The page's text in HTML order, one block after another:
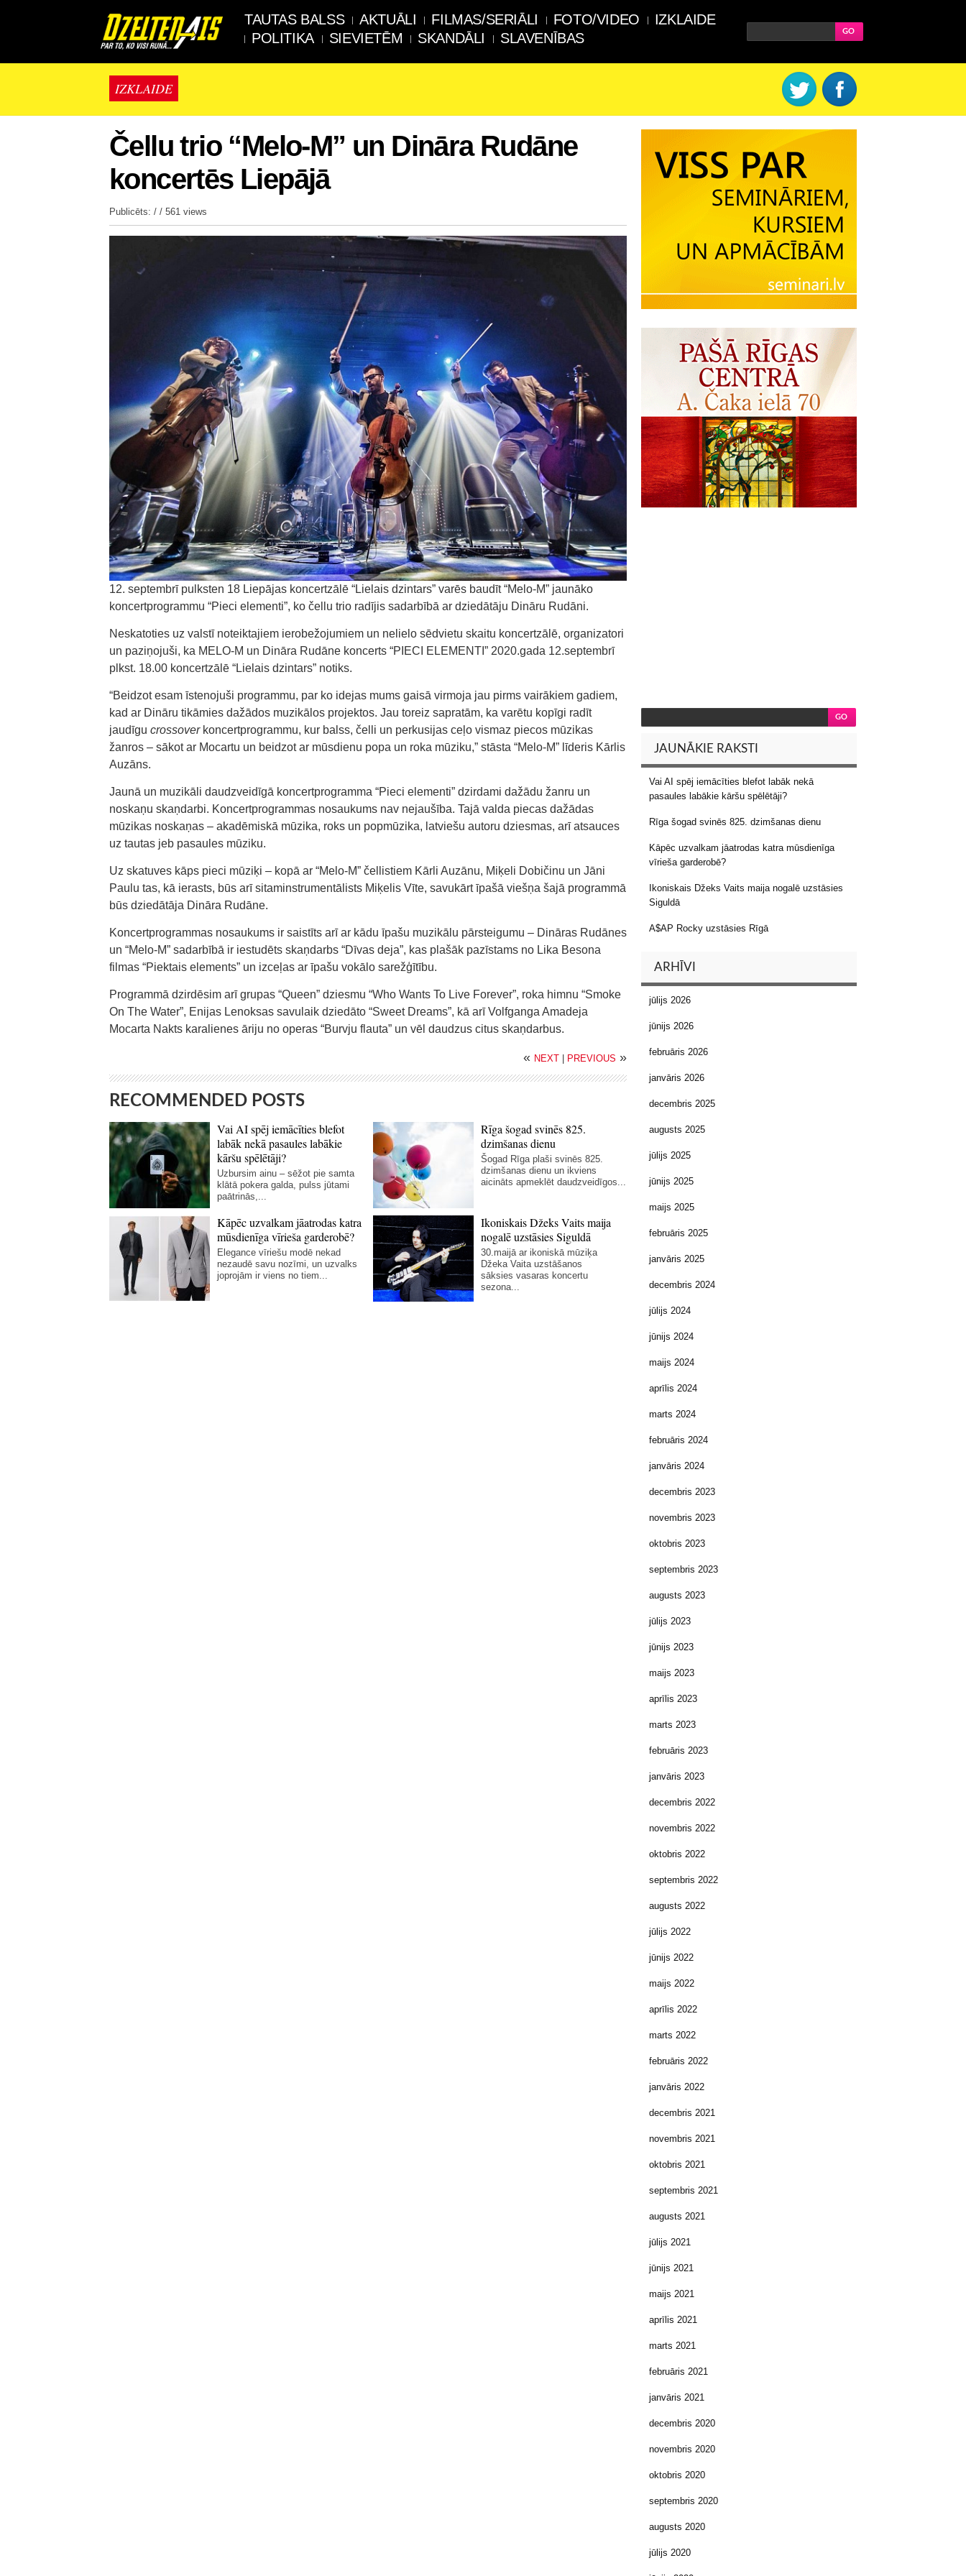
TAUTAS BALSS AKTUĀLI FILMAS/SERIĀLI FOTO/VIDEO
IZKLAIDE
POLITIKA
SIEVIETĒM SKANDĀLI SLAVENĪBAS
IZKLAIDE
Čellu trio “Melo-M” un Dināra Rudāne
koncertēs Liepājā
Publicēts: / / 561 views
12. septembrī pulksten 18 Liepājas koncertzālē “Lielais dzintars” varēs baudīt “Melo-M” jaunāko
koncertprogrammu “Pieci elementi”, ko čellu trio radījis sadarbībā ar dziedātāju Dināru Rudāni.
Neskatoties uz valstī noteiktajiem ierobežojumiem un nelielo sēdvietu skaitu koncertzālē, organizatori
un paziņojuši, ka MELO-M un Dināra Rudāne koncerts “PIECI ELEMENTI” 2020.gada 12.septembrī
plkst. 18.00 koncertzālē “Lielais dzintars” notiks.
“Beidzot esam īstenojuši programmu, par ko idejas mums gaisā virmoja jau pirms vairākiem gadiem,
kad ar Dināru tikāmies dažādos muzikālos projektos. Jau toreiz sapratām, ka varētu kopīgi radīt
jaudīgu crossoverkoncertprogrammu, kur balss, čelli un perkusijas ceļo vismaz piecos mūzikas
žanros – sākot ar Mocartu un beidzot ar mūsdienu popa un roka mūziku,” stāsta “Melo-M” līderis Kārlis
Auzāns.
Jaunā un muzikāli daudzveidīgā koncertprogramma “Pieci elementi” dzirdami dažādu žanru un
noskaņu skaņdarbi. Koncertprogrammas nosaukums nav nejaušība. Tajā valda piecas dažādas
mūzikas noskaņas – akadēmiskā mūzika, roks un popmūzika, latviešu autoru dziesmas, arī atsauces
uz tautas jeb pasaules mūziku.
Uz skatuves kāps pieci mūziķi – kopā ar “Melo-M” čellistiem Kārli Auzānu, Miķeli Dobičinu un Jāni
Paulu tas, kā ierasts, būs arī sitaminstrumentālists Miķelis Vīte, savukārt īpašā viešņa šajā programmā
būs dziedātāja Dināra Rudāne.
Koncertprogrammas nosaukums ir saistīts arī ar kādu īpašu muzikālu pārsteigumu – Dināras Rudānes
un “Melo-M” sadarbībā ir iestudēts skaņdarbs “Dīvas deja”, kas plašāk pazīstams no Lika Besona
filmas “Piektais elements” un izceļas ar īpašu vokālo sarežģītību.
Programmā dzirdēsim arī grupas “Queen” dziesmu “Who Wants To Live Forever”, roka himnu “Smoke
On The Water”, Enijas Lenoksas savulaik dziedāto “Sweet Dreams”, kā arī Volfganga Amadeja
Mocarta Nakts karalienes āriju no operas “Burvju flauta” un vēl daudzus citus skaņdarbus.
« NEXT PREVIOUS »
RECOMMENDED POSTS
Vai AI spēj iemācīties blefot
labāk nekā pasaules labākie
kāršu spēlētāji?
Uzbursim ainu – sēžot pie samta
klātā pokera galda, pulss jūtami
paātrinās,...
Rīga šogad svinēs 825.
dzimšanas dienu
Šogad Rīga plaši svinēs 825.
dzimšanas dienu un ikviens
aicināts apmeklēt daudzveidīgos...
Kāpēc uzvalkam jāatrodas katra
mūsdienīga vīrieša garderobē?
Elegance vīriešu modē nekad
nezaudē savu nozīmi, un uzvalks
joprojām ir viens no tiem...
Ikoniskais Džeks Vaits maija
nogalē uzstāsies Siguldā
30.maijā ar ikoniskā mūziķa
Džeka Vaita uzstāšanos
sāksies vasaras koncertu
sezona...
JAUNĀKIE RAKSTI
Vai AI spēj iemācīties blefot labāk nekā
pasaules labākie kāršu spēlētāji?
Rīga šogad svinēs 825. dzimšanas dienu
Kāpēc uzvalkam jāatrodas katra mūsdienīga
vīrieša garderobē?
Ikoniskais Džeks Vaits maija nogalē uzstāsies
Siguldā
A$AP Rocky uzstāsies Rīgā
ARHĪVI
jūlijs 2026
jūnijs 2026
februāris 2026
janvāris 2026
decembris 2025
augusts 2025
jūlijs 2025
jūnijs 2025
maijs 2025
februāris 2025
janvāris 2025
decembris 2024
jūlijs 2024
jūnijs 2024
maijs 2024
aprīlis 2024
marts 2024
februāris 2024
janvāris 2024
decembris 2023
novembris 2023
oktobris 2023
septembris 2023
augusts 2023
jūlijs 2023
jūnijs 2023
maijs 2023
aprīlis 2023
marts 2023
februāris 2023
janvāris 2023
decembris 2022
novembris 2022
oktobris 2022
septembris 2022
augusts 2022
jūlijs 2022
jūnijs 2022
maijs 2022
aprīlis 2022
marts 2022
februāris 2022
janvāris 2022
decembris 2021
novembris 2021
oktobris 2021
septembris 2021
augusts 2021
jūlijs 2021
jūnijs 2021
maijs 2021
aprīlis 2021
marts 2021
februāris 2021
janvāris 2021
decembris 2020
novembris 2020
oktobris 2020
septembris 2020
augusts 2020
jūlijs 2020